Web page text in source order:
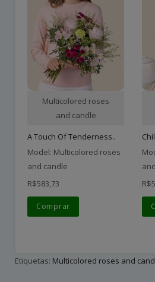
Multicolored roses
and candle
A Touch Of Tenderness..
Model: Multicolored roses
and candle
R$583,73
Comprar
Etiquetas: Multicolored roses and